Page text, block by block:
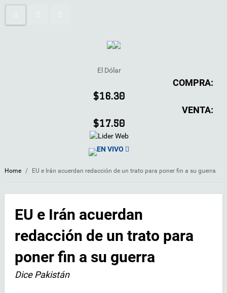
El Dólar
COMPRA:
$16.30
VENTA:
$17.50
EN VIVO
Home / EU e Irán acuerdan redacción de un trato para poner fin a su guerra
EU e Irán acuerdan
redacción de un trato para
poner fin a su guerra
Dice Pakistán